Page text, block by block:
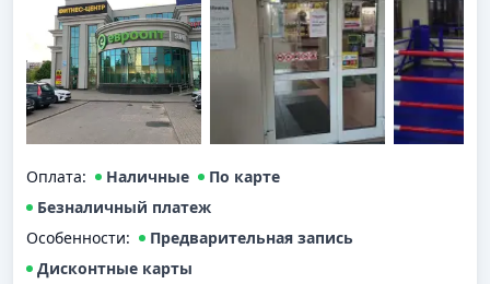
Оплата: Наличные
По карте
Безналичный платеж
Особенности:
Предварительная запись
Дисконтные карты